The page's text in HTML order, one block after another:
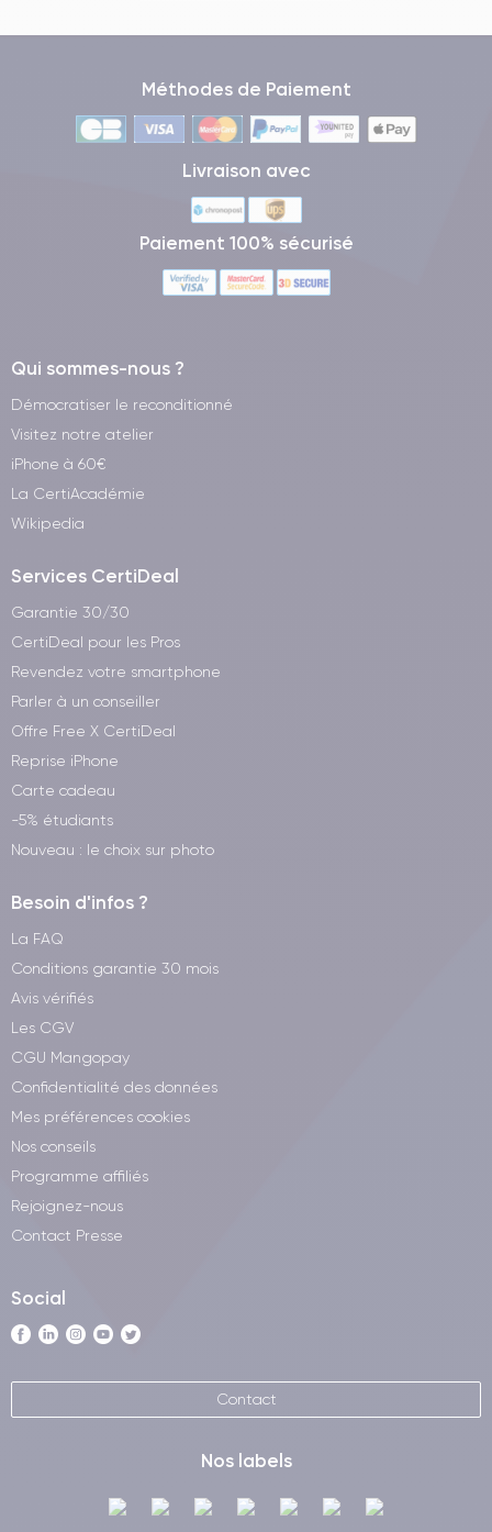
Méthodes de Paiement
Livraison avec
Paiement 100% sécurisé
Qui sommes-nous ?
Démocratiser le reconditionné
Visitez notre atelier
iPhone à 60€
La CertiAcadémie
Wikipedia
Services CertiDeal
Garantie 30/30
CertiDeal pour les Pros
Revendez votre smartphone
Parler à un conseiller
Offre Free X CertiDeal
Reprise iPhone
Carte cadeau
-5% étudiants
Nouveau : le choix sur photo
Besoin d'infos ?
La FAQ
Conditions garantie 30 mois
Avis vérifiés
Les CGV
CGU Mangopay
Confidentialité des données
Mes préférences cookies
Nos conseils
Programme affiliés
Rejoignez-nous
Contact Presse
Social
Contact
Nos labels